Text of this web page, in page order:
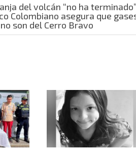
del volcán “no ha
Colombiano asegura que
son del Cerro Bravo